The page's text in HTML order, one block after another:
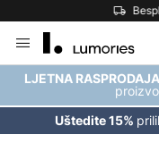
to
Content
LJETNA RASPRODAJA
Uštedite 15%